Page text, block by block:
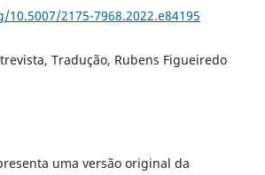
2175-7968.2022.e84195
Tradução, Rubens Figueiredo
uma versão original da